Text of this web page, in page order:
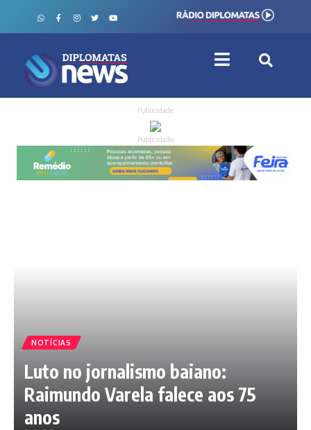
Publicidade
Publicidade
NOTÍCIAS
Luto no jornalismo baiano:
Raimundo Varela falece aos 75
anos